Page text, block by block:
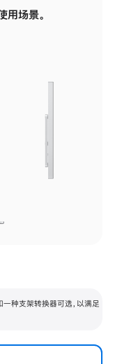
用场景。
种支架转换器可选，以满足